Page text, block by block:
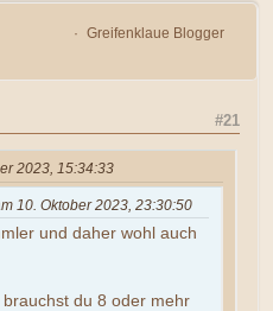
Greifenklaue Blogger
#21
2023, 15:34:33
10. Oktober 2023, 23:30:50
und daher wohl auch
du 8 oder mehr